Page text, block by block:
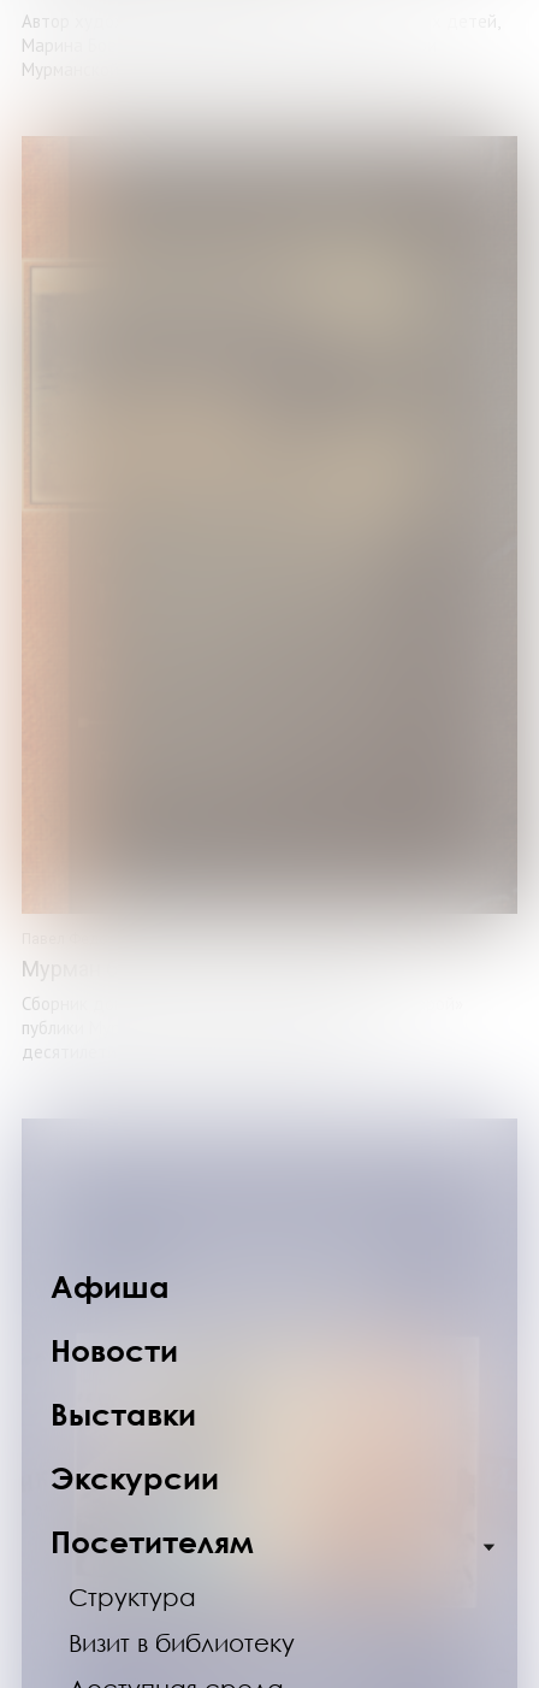
Афиша
Новости
Выставки
Экскурсии
Посетителям
Структура
Визит в библиотеку
Автор художественного повествования, мама двоих детей,
Марина Боева живет и работает в г. Полярные Зори
Мурманской области. Детство ее прошло в селе ...
Мурман бедный. Нужны ему дюже…
Сборник документов, воспоминаний о судьбе «старой»
публики Мурманского берега в первые советские
десятилетия. Доктор исторических наук, ...